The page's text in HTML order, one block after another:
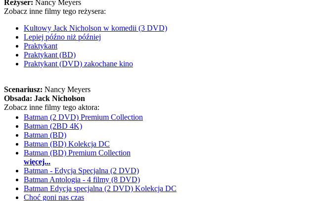
Reżyser: Nancy Meyers
Zobacz inne filmy tego reżysera:
Kultowy Jack Nicholson w komedii (3 DVD)
Lepiej późno niż później
Praktykant
Praktykant (BD)
Praktykant (DVD) zakochane kino
Scenariusz: Nancy Meyers
Obsada: Jack Nicholson
Zobacz inne filmy tego aktora:
Batman (2 DVD) Premium Collection
Batman (2BD 4K)
Batman (BD)
Batman (BD) Kolekcja DC
Batman (BD) Premium Collection
więcej...
Batman - Edycja Specjalna (2 DVD)
Batman Antologia - 4 filmy (8 DVD)
Batman Edycja specjalna (2 DVD) Kolekcja DC
Choć goni nas czas